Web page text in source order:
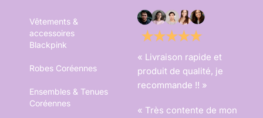
Vêtements &
accessoires
Blackpink
Robes Coréennes
Ensembles & Tenues
Coréennes
« Livraison rapide et
produit de qualité, je
recommande !! »
« Très contente de mon